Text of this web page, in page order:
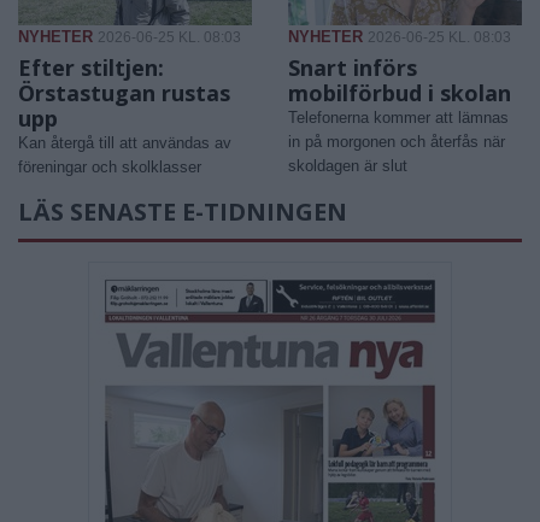
NYHETER 2026-06-25 KL. 08:03
Efter stiltjen:
Örstastugan rustas
upp
Kan återgå till att användas av
föreningar och skolklasser
NYHETER 2026-06-25 KL. 08:03
Snart införs
mobilförbud i skolan
Telefonerna kommer att lämnas
in på morgonen och återfås när
skoldagen är slut
LÄS SENASTE E-TIDNINGEN